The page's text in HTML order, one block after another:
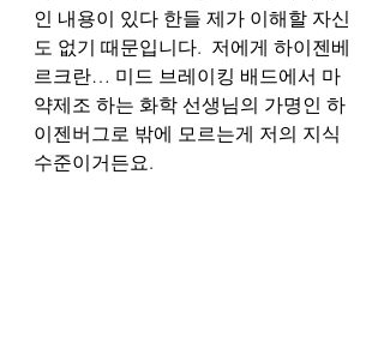
인 내용이 있다 한들 제가 이해할 자신
도 없기 때문입니다.  저에게 하이젠베
르크란… 미드 브레이킹 배드에서 마
약제조 하는 화학 선생님의 가명인 하
이젠버그로 밖에 모르는게 저의 지식
수준이거든요.